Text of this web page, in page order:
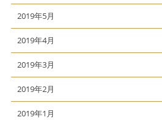
2019年5月
2019年4月
2019年3月
2019年2月
2019年1月